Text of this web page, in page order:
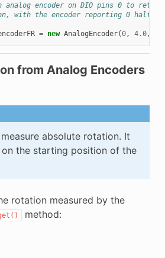
encoder on DIO pins 0 to
the encoder reporting 0 half
= new AnalogEncoder(0, 4.0,
from Analog Encoders
absolute rotation. It
the starting position of the
rotation measured by the
method: